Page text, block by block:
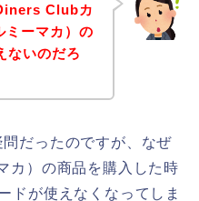
Clubカ
ーマカ）の
ないのだろ
だったのですが、なぜ
カ）の商品を購入した時
ドが使えなくなってしま